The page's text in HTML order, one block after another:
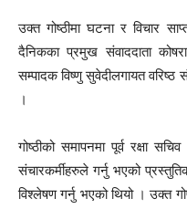
उक्त गोष्ठीमा घटना र विचार
दैनिकका प्रमुख संवाददाता
सम्पादक विष्णु सुवेदीलगायत वरिष्ठ
।
गोष्ठीको समापनमा पूर्व रक्षा
संचारकर्मीहरुले गर्नु भएको
विश्‍लेषण गर्नु भएको थियो । उक्त